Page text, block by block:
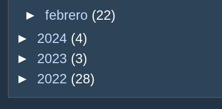
► febrero (22)
► 2024 (4)
► 2023 (3)
► 2022 (28)